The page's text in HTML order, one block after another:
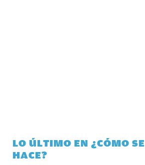
LO ÚLTIMO EN ¿CÓMO SE
HACE?